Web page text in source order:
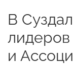
В
и